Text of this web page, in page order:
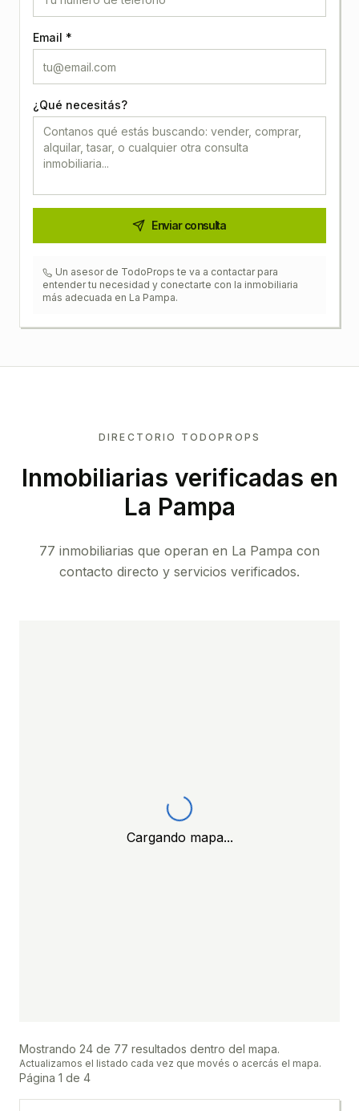
Email *
¿Qué necesitás?
Enviar consulta
Un asesor de TodoProps te va a contactar para
entender tu necesidad y conectarte con la inmobiliaria
más adecuada en La Pampa.
DIRECTORIO TODOPROPS
Inmobiliarias verificadas en
La Pampa
77 inmobiliarias que operan en La Pampa con
contacto directo y servicios verificados.
Cargando mapa...
Mostrando 24 de 77 resultados dentro del mapa.
Actualizamos el listado cada vez que movés o acercás el mapa.
Página 1 de 4